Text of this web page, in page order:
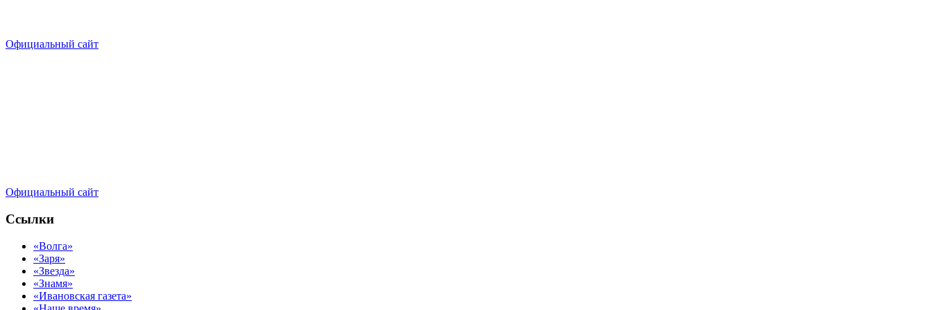
Официальный сайт
Официальный сайт
Ссылки
«Волга»
«Заря»
«Звезда»
«Знамя»
«Ивановская газета»